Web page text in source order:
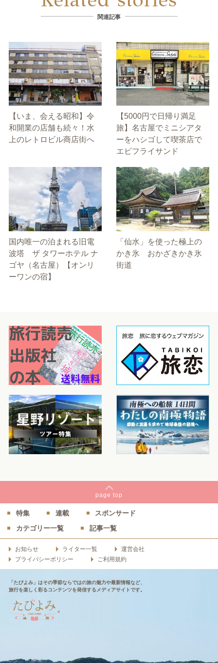
関連記事
【いま、会える昭和】令
和開業の店舗も続々！水
上のレトロビル商店街へ
【5000円で日帰り満足
旅】名古屋でミニシアタ
ーをハシゴして喫茶店で
エビフライサンド
国内唯一の泊まれる旧電
波塔 ザ タワーホテル ナ
ゴヤ（名古屋）【オンリ
ーワンの宿】
「仙水」を使った極上の
かき氷 おかざきかき氷
街道
page top
特集 連載
スポンサード
カテゴリー一覧
記事一覧
お知らせ ライター一覧
運営会社
プライバシーポリシー
ご利用規約
「たびよみ」はその季節ならではの旅の魅力や最新情報など、
旅行を楽しく彩るコンテンツを発信するメディアサイトです。